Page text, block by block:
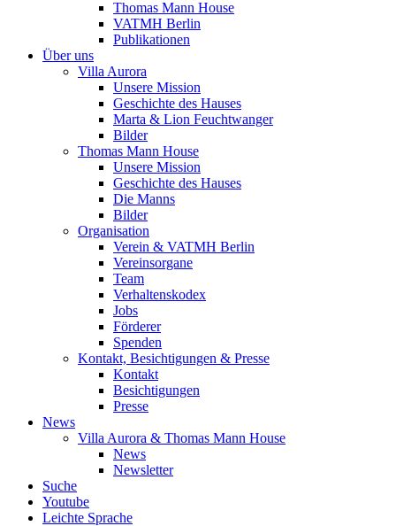
Thomas Mann House
VATMH Berlin
Publikationen
Über uns
Villa Aurora
Unsere Mission
Geschichte des Hauses
Marta & Lion Feuchtwanger
Bilder
Thomas Mann House
Unsere Mission
Geschichte des Hauses
Die Manns
Bilder
Organisation
Verein & VATMH Berlin
Vereinsorgane
Team
Verhaltenskodex
Jobs
Förderer
Spenden
Kontakt, Besichtigungen & Presse
Kontakt
Besichtigungen
Presse
News
Villa Aurora & Thomas Mann House
News
Newsletter
Suche
Youtube
Leichte Sprache